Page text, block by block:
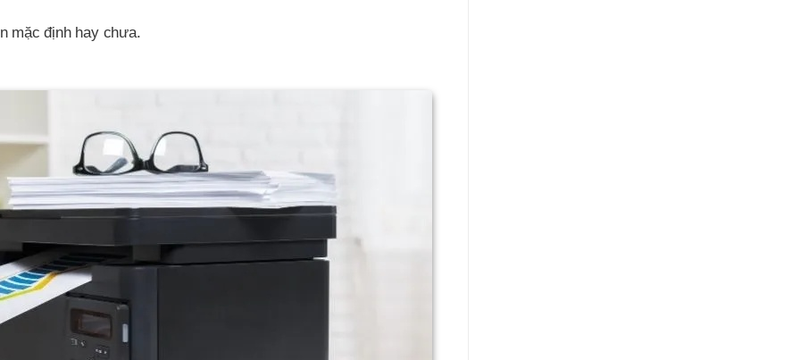
mặc định hay chưa.